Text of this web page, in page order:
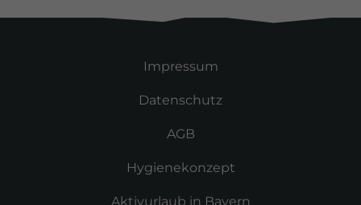
Impressum
Datenschutz
AGB
Hygienekonzept
Aktivurlaub in Bayern